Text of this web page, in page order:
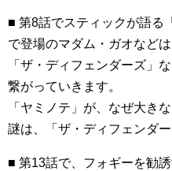
■ 第8話でスティックが語る
で登場のマダム・ガオなど
「ザ・ディフェンダーズ」
繋がっていきます。
「ヤミノテ」が、なぜ大き
謎は、「ザ・ディフェンダ
■ 第13話で、フォギーを勧